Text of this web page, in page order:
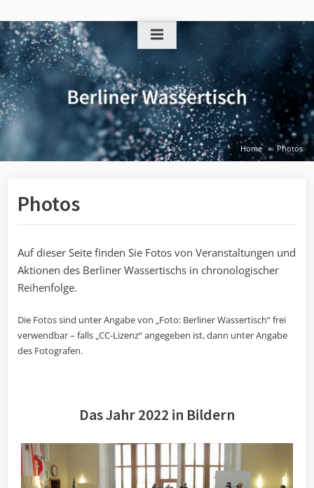
to
content
Home Photos
Photos
Auf dieser Seite finden Sie Fotos von Veranstaltungen und
Aktionen des Berliner Wassertischs in chronologischer
Reihenfolge.
Die Fotos sind unter Angabe von „Foto: Berliner Wassertisch“ frei
verwendbar – falls „CC-Lizenz“ angegeben ist, dann unter Angabe
des Fotografen.
Das Jahr 2022 in Bildern